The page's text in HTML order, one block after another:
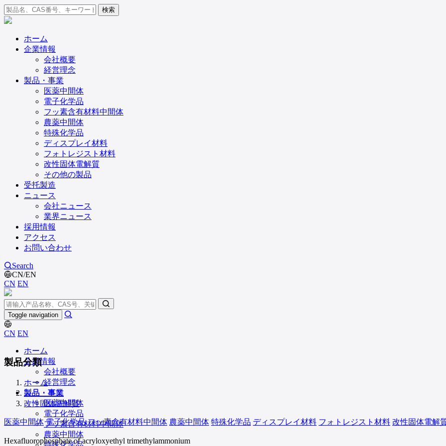
検索
ホーム
企業情報
会社概要
経営理念
製品・事業
医薬中間体
電子化学品
フッ素含有材料中間体
農薬中間体
特殊化学品
ディスプレイ材料
フォトレジスト材料
改性固体電解質
その他の製品
受托製造
ニュース
会社ニュース
業界ニュース
採用情報
アクセス
お問い合わせ
Search
CN/EN
CN EN
Toggle navigation
CN EN
ホーム
企業情報
会社概要
経営理念
製品・事業
医薬中間体
電子化学品
フッ素含有材料中間体
農薬中間体
製品分類
ホーム
製品・事業
改性固体電解質
医薬中間体 電子化学品 フッ素含有材料中間体 農薬中間体 特殊化学品 ディスプレイ材料 フォトレジスト材料 改性固体電解
Hexafluorophosphate of acryloxyethyl trimethylammonium